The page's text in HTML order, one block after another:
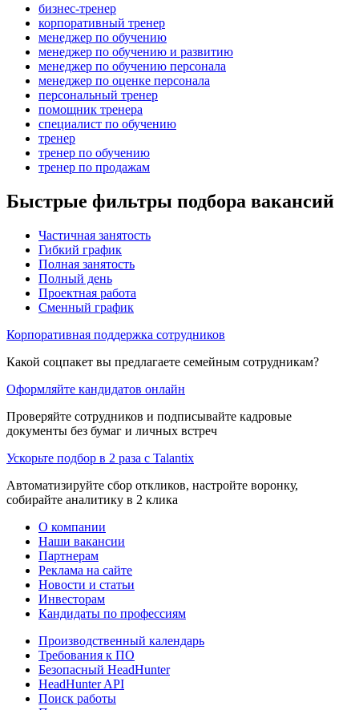
бизнес-тренер
корпоративный тренер
менеджер по обучению
менеджер по обучению и развитию
менеджер по обучению персонала
менеджер по оценке персонала
персональный тренер
помощник тренера
специалист по обучению
тренер
тренер по обучению
тренер по продажам
Быстрые фильтры подбора вакансий
Частичная занятость
Гибкий график
Полная занятость
Полный день
Проектная работа
Сменный график
Корпоративная поддержка сотрудников
Какой соцпакет вы предлагаете семейным сотрудникам?
Оформляйте кандидатов онлайн
Проверяйте сотрудников и подписывайте кадровые
документы без бумаг и личных встреч
Ускорьте подбор в 2 раза с Talantix
Автоматизируйте сбор откликов, настройте воронку,
собирайте аналитику в 2 клика
О компании
Наши вакансии
Партнерам
Реклама на сайте
Новости и статьи
Инвесторам
Кандидаты по профессиям
Производственный календарь
Требования к ПО
Безопасный HeadHunter
HeadHunter API
Поиск работы